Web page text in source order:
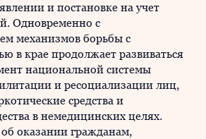
и постановке на учет
Одновременно с
механизмов борьбы с
в крае продолжает развиваться
национальной системы
и ресоциализации лиц,
средства и
в немедицинских целях.
оказании гражданам,